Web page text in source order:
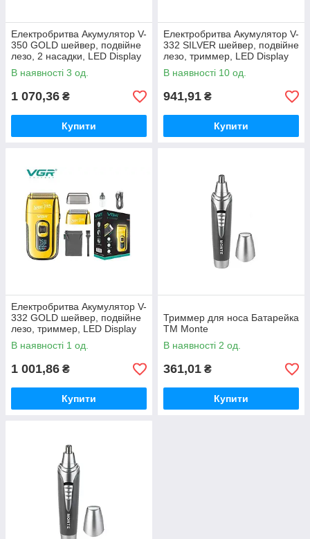
Електробритва Акумулятор V-
350 GOLD шейвер, подвійне
лезо, 2 насадки, LED Display
ТМ VGR
В наявності 3 од.
1 070,36 ₴
Купити
Електробритва Акумулятор V-
332 SILVER шейвер, подвійне
лезо, триммер, LED Display
ТМ VGR
В наявності 10 од.
941,91 ₴
Купити
Електробритва Акумулятор V-
332 GOLD шейвер, подвійне
лезо, триммер, LED Display
ТМ VGR
В наявності 1 од.
1 001,86 ₴
Купити
Триммер для носа Батарейка
ТМ Monte
В наявності 2 од.
361,01 ₴
Купити